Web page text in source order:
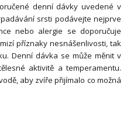
denní dávky uvedené v
srsti podávejte nejprve
nebo alergie se doporučuje
příznaky nesnášenlivosti, tak
Denní dávka se může měnit v
aktivitě a temperamentu.
aby zvíře přijímalo co možná